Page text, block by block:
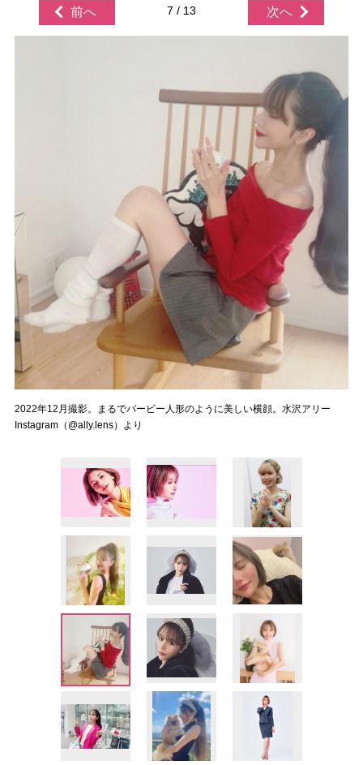
前へ 7 / 13 次へ
2022年12月撮影。まるでバービー人形のように美しい横顔。水沢アリー
Instagram（@ally.lens）より